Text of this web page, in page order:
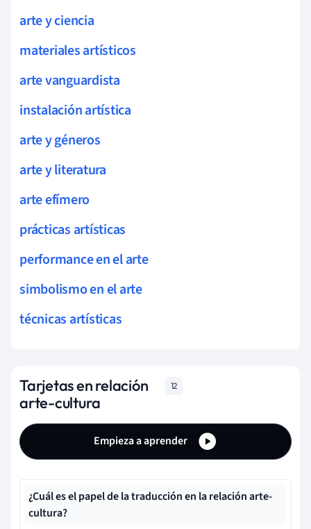
arte y ciencia
materiales artísticos
arte vanguardista
instalación artística
arte y géneros
arte y literatura
arte efímero
prácticas artísticas
performance en el arte
simbolismo en el arte
técnicas artísticas
Tarjetas en relación
arte-cultura
12
Empieza a aprender
¿Cuál es el papel de la traducción en la relación arte-
cultura?